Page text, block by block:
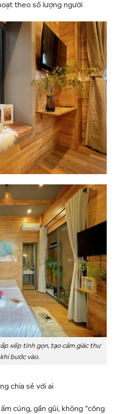
theo số lượng người
xếp tinh gọn, tạo cảm giác thư
bước vào.
chia sẻ với ai
cúng, gần gũi, không “công